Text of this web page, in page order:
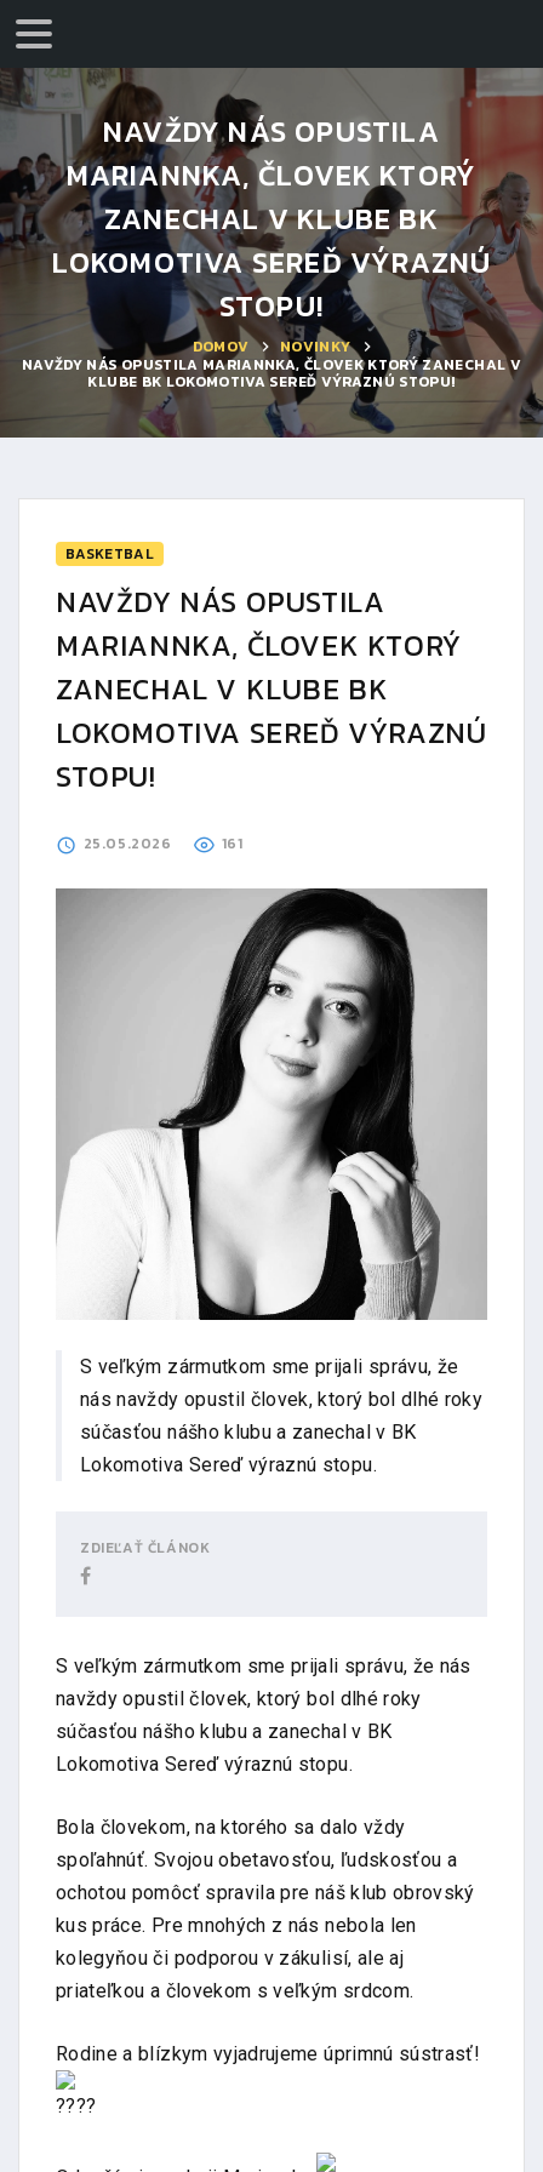
NAVŽDY NÁS OPUSTILA
MARIANNKA, ČLOVEK KTORÝ
ZANECHAL V KLUBE BK
LOKOMOTIVA SEREĎ VÝRAZNÚ
STOPU!
DOMOV
NOVINKY
NAVŽDY NÁS OPUSTILA MARIANNKA, ČLOVEK KTORÝ ZANECHAL V
KLUBE BK LOKOMOTIVA SEREĎ VÝRAZNÚ STOPU!
BASKETBAL
NAVŽDY NÁS OPUSTILA
MARIANNKA, ČLOVEK KTORÝ
ZANECHAL V KLUBE BK
LOKOMOTIVA SEREĎ VÝRAZNÚ
STOPU!
25.05.2026 161
S veľkým zármutkom sme prijali správu, že
nás navždy opustil človek, ktorý bol dlhé roky
súčasťou nášho klubu a zanechal v BK
Lokomotiva Sereď výraznú stopu.
ZDIEĽAŤ ČLÁNOK
S veľkým zármutkom sme prijali správu, že nás
navždy opustil človek, ktorý bol dlhé roky
súčasťou nášho klubu a zanechal v BK
Lokomotiva Sereď výraznú stopu.
Bola človekom, na ktorého sa dalo vždy
spoľahnúť. Svojou obetavosťou, ľudskosťou a
ochotou pomôcť spravila pre náš klub obrovský
kus práce. Pre mnohých z nás nebola len
kolegyňou či podporou v zákulisí, ale aj
priateľkou a človekom s veľkým srdcom.
Rodine a blízkym vyjadrujeme úprimnú sústrasť!